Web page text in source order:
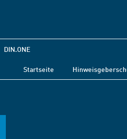
DIN.ONE
Startseite